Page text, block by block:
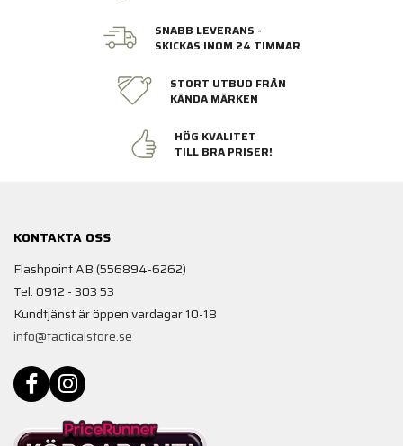
SNABB LEVERANS -
SKICKAS INOM 24 TIMMAR
STORT UTBUD FRÅN
KÄNDA MÄRKEN
HÖG KVALITET
TILL BRA PRISER!
KONTAKTA OSS
Flashpoint AB (556894-6262)
Tel. 0912 - 303 53
Kundtjänst är öppen vardagar 10-18
info@tacticalstore.se